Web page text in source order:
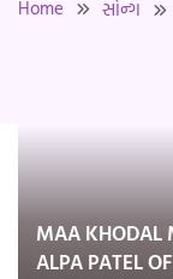
Home સોન્ગ
MAA KHODAL
ALPA PATEL